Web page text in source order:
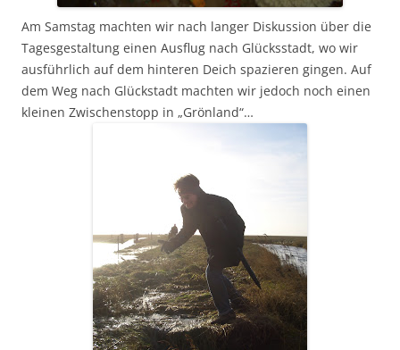
Am Samstag machten wir nach langer Diskussion über die
Tagesgestaltung einen Ausflug nach Glücksstadt, wo wir
ausführlich auf dem hinteren Deich spazieren gingen. Auf
dem Weg nach Glückstadt machten wir jedoch noch einen
kleinen Zwischenstopp in „Grönland“…